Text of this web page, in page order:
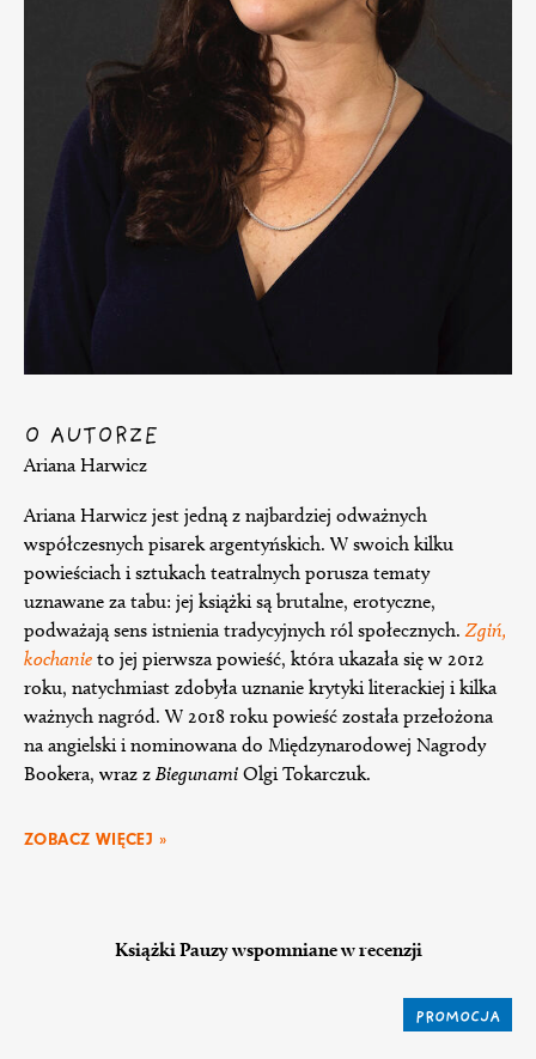
O AUTORZE
Ariana Harwicz
Ariana Harwicz jest jedną z najbardziej odważnych
współczesnych pisarek argentyńskich. W swoich kilku
powieściach i sztukach teatralnych porusza tematy
uznawane za tabu: jej książki są brutalne, erotyczne,
podważają sens istnienia tradycyjnych ról społecznych. Zgiń,
kochanie to jej pierwsza powieść, która ukazała się w 2012
roku, natychmiast zdobyła uznanie krytyki literackiej i kilka
ważnych nagród. W 2018 roku powieść została przełożona
na angielski i nominowana do Międzynarodowej Nagrody
Bookera, wraz z Biegunami Olgi Tokarczuk.
ZOBACZ WIĘCEJ »
Książki Pauzy wspomniane w recenzji
PROMOCJA